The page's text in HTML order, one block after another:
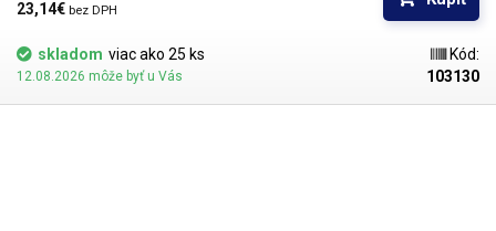
počet ks žltá 42mm 15mm 3,25mm 4-6mm2 20 modrá 38mm 15mm
Balené v praktickom uzatvárateľnom boxe.
23,14€ bez DPH
skladom viac ako 25 ks
12.08.2026 môže byť u Vás
Kód:
103130